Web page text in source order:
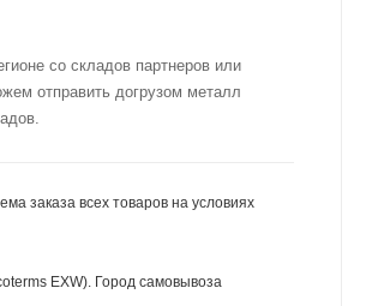
со складов партнеров или
отправить догрузом металл
заказа всех товаров на условиях
EXW). Город самовывоза